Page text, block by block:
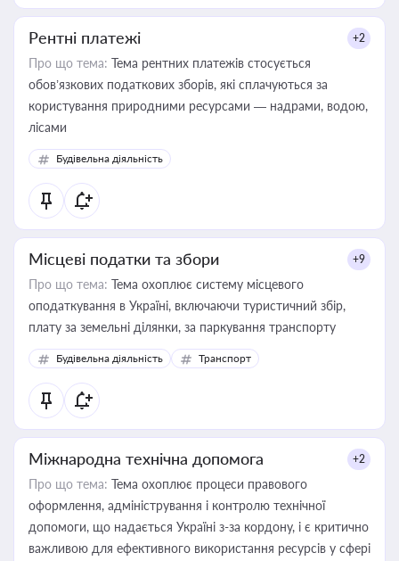
Рентні платежі +2
Про що тема: Тема рентних платежів стосується
обов’язкових податкових зборів, які сплачуються за
користування природними ресурсами — надрами, водою,
лісами
Будівельна діяльність
Місцеві податки та збори +9
Про що тема: Тема охоплює систему місцевого
оподаткування в Україні, включаючи туристичний збір,
плату за земельні ділянки, за паркування транспорту
Будівельна діяльність Транспорт
Міжнародна технічна допомога +2
Про що тема: Тема охоплює процеси правового
оформлення, адміністрування і контролю технічної
допомоги, що надається Україні з-за кордону, і є критично
важливою для ефективного використання ресурсів у сфері